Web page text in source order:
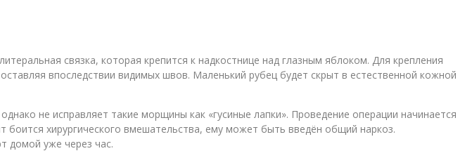
связка, которая крепится к надкостнице над глазным яблоком. Для крепления
впоследствии видимых швов. Маленький рубец будет скрыт в естественной кожной
не исправляет такие морщины как «гусиные лапки». Проведение операции начинается
хирургического вмешательства, ему может быть введён общий наркоз.
домой уже через час.